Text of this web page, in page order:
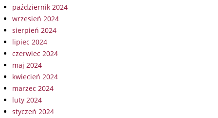
październik 2024
wrzesień 2024
sierpień 2024
lipiec 2024
czerwiec 2024
maj 2024
kwiecień 2024
marzec 2024
luty 2024
styczeń 2024